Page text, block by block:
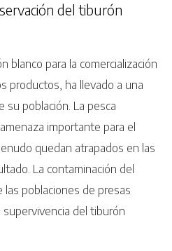
del tiburón
blanco para la comercialización
productos, ha llevado a una
su población. La pesca
importante para el
quedan atrapados en las
La contaminación del
las poblaciones de presas
del tiburón